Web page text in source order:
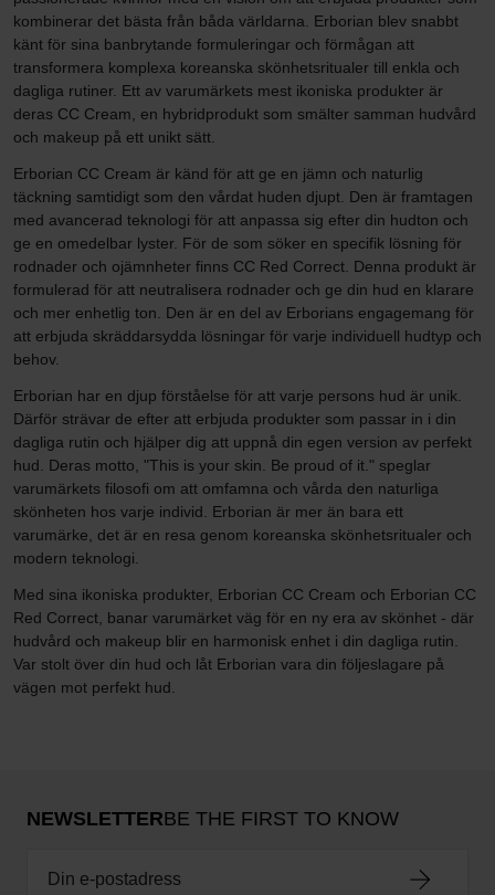
kombinerar det bästa från båda världarna. Erborian blev snabbt
känt för sina banbrytande formuleringar och förmågan att
transformera komplexa koreanska skönhetsritualer till enkla och
dagliga rutiner. Ett av varumärkets mest ikoniska produkter är
deras CC Cream, en hybridprodukt som smälter samman hudvård
och makeup på ett unikt sätt.
Erborian CC Cream är känd för att ge en jämn och naturlig
täckning samtidigt som den vårdat huden djupt. Den är framtagen
med avancerad teknologi för att anpassa sig efter din hudton och
ge en omedelbar lyster. För de som söker en specifik lösning för
rodnader och ojämnheter finns CC Red Correct. Denna produkt är
formulerad för att neutralisera rodnader och ge din hud en klarare
och mer enhetlig ton. Den är en del av Erborians engagemang för
att erbjuda skräddarsydda lösningar för varje individuell hudtyp och
behov.
Erborian har en djup förståelse för att varje persons hud är unik.
Därför strävar de efter att erbjuda produkter som passar in i din
dagliga rutin och hjälper dig att uppnå din egen version av perfekt
hud. Deras motto, "This is your skin. Be proud of it." speglar
varumärkets filosofi om att omfamna och vårda den naturliga
skönheten hos varje individ. Erborian är mer än bara ett
varumärke, det är en resa genom koreanska skönhetsritualer och
modern teknologi.
Med sina ikoniska produkter, Erborian CC Cream och Erborian CC
Red Correct, banar varumärket väg för en ny era av skönhet - där
hudvård och makeup blir en harmonisk enhet i din dagliga rutin.
Var stolt över din hud och låt Erborian vara din följeslagare på
vägen mot perfekt hud.
NEWSLETTERBE THE FIRST TO KNOW